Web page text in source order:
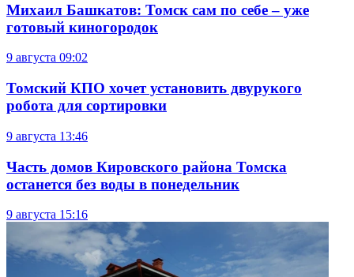
Михаил Башкатов: Томск сам по себе – уже
готовый киногородок
9 августа 09:02
Томский КПО хочет установить двурукого
робота для сортировки
9 августа 13:46
Часть домов Кировского района Томска
останется без воды в понедельник
9 августа 15:16